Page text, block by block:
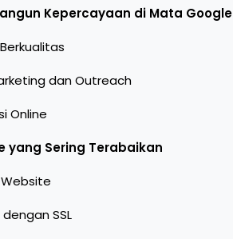
Kepercayaan di Mata Google
dan Outreach
Online
yang Sering Terabaikan
SSL